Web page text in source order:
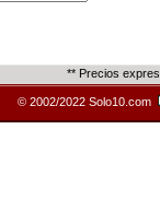
** Precios
© 2002/2022 Solo10.com